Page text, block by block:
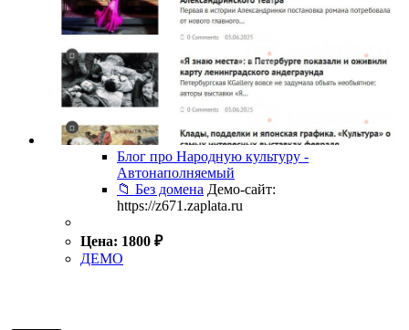
Блог про Народную культуру -
Автонаполняемый
📁 Без домена Демо-сайт:
https://z671.zaplata.ru
Цена: 1800 ₽
ДЕМО